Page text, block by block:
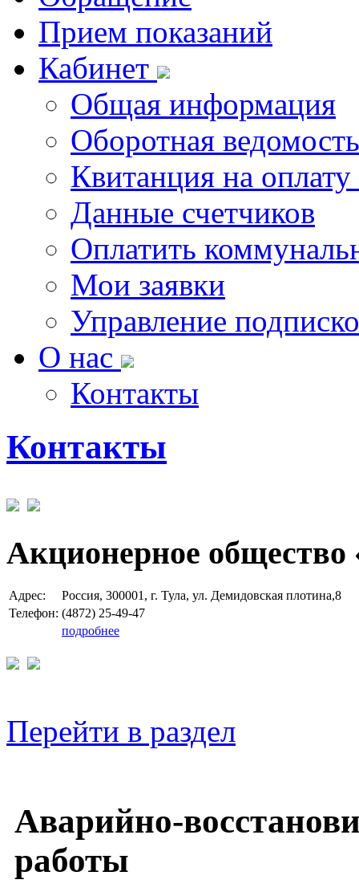
Прием показаний
Кабинет
Общая информация
Оборотная ведомость
Квитанция на
Данные счетчиков
Оплатить
Мои заявки
Управление
О нас
Контакты
Контакты
Акционерное общество
Адрес:
Россия, 300001, г. Тула, ул. Демидовская плотина,8
Телефон: (4872) 25-49-47
подробнее
Перейти в раздел
Аварийно-
работы